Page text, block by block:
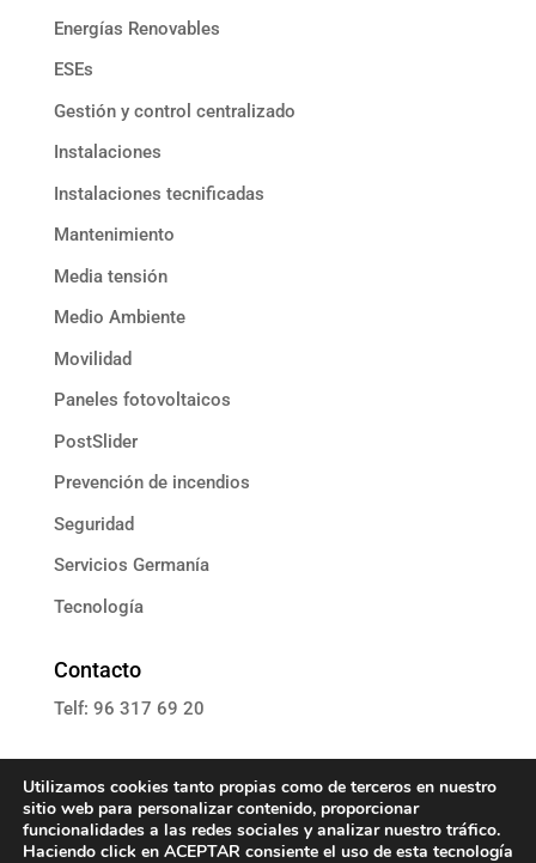
Energías Renovables
ESEs
Gestión y control centralizado
Instalaciones
Instalaciones tecnificadas
Mantenimiento
Media tensión
Medio Ambiente
Movilidad
Paneles fotovoltaicos
PostSlider
Prevención de incendios
Seguridad
Servicios Germanía
Tecnología
Contacto
Telf: 96 317 69 20
E: informacion@grupoassista.com
Utilizamos cookies tanto propias como de terceros en nuestro
sitio web para personalizar contenido, proporcionar
funcionalidades a las redes sociales y analizar nuestro tráfico.
Haciendo click en ACEPTAR consiente el uso de esta tecnología